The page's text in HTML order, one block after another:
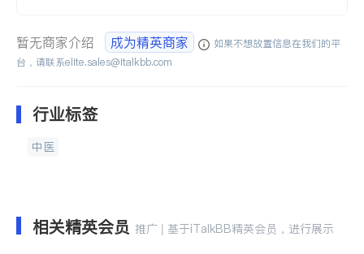
暂无商家介绍 成为精英商家
如果不想放置信息在我们的平
台，请联系elite.sales@italkbb.com
行业标签
中医
相关精英会员 推广 | 基于iTalkBB精英会员，进行展示